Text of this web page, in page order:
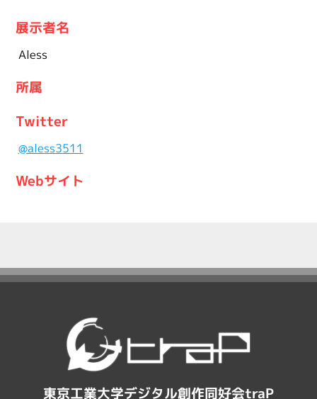
展示者名
Aless
所属
Twitter
@aless3511
Webサイト
東京工業大学デジタル創作同好会traP